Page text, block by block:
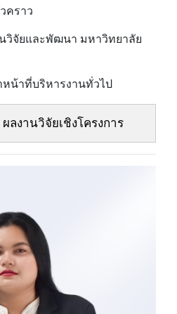
คราว
วิจัยและพัฒนา มหาวิทยาลัย
หน้าที่บริหารงานทั่วไป
ผลงานวิจัยเชิงโครงการ